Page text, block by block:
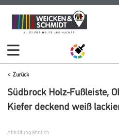
Zum
Inhalt
Zum
Navigationsmenü
Zurück
Südbrock Holz-Fußleiste,
Kiefer deckend weiß
Abbildung ähnlich